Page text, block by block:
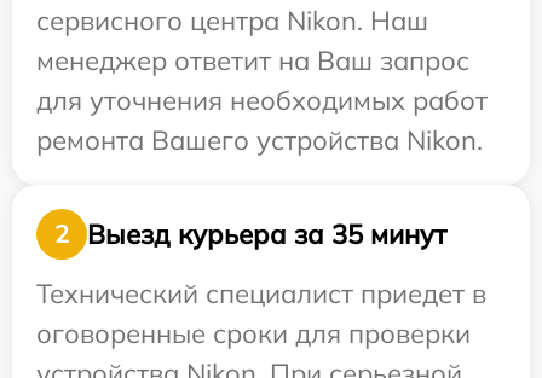
сервисного центра Nikon. Наш
менеджер ответит на Ваш запрос
для уточнения необходимых работ
ремонта Вашего устройства Nikon.
2
Выезд курьера за 35 минут
Технический специалист приедет в
оговоренные сроки для проверки